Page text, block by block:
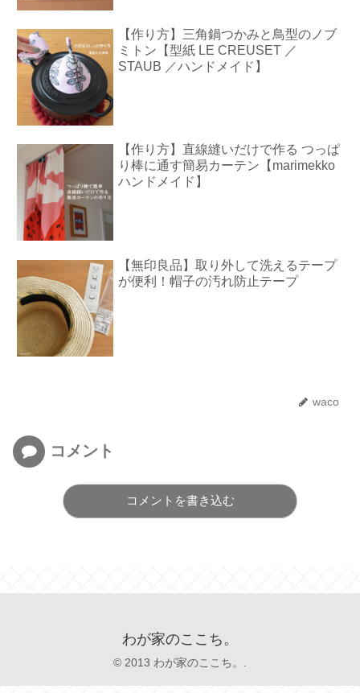
【作り方】三角鍋つかみと鳥型のノブ
ミトン【型紙 LE CREUSET ／
STAUB ／ハンドメイド】
【作り方】直線縫いだけで作る つっぱ
り棒に通す簡易カーテン【marimekko
ハンドメイド】
【無印良品】取り外して洗えるテープ
が便利！帽子の汚れ防止テープ
waco
コメント
コメントを書き込む
わが家のここち。
© 2013 わが家のここち。.